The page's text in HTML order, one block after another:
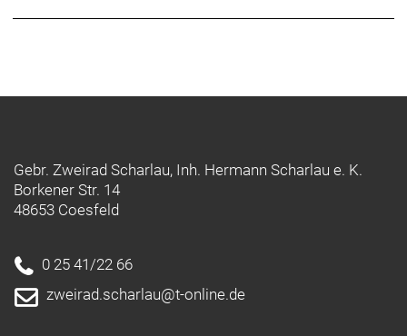
Im Gegensatz zu seinen Mitbewerbern, wurde das
über 10.000 Felgenprofile entwickelt und getestet,
um letztendlich drei Profilhöhen zu definieren, die
führend bei Speed, Stabilität und Gewicht sind.
Wir möchten, dass du
Perfekt kombiniert
Gebr. Zweirad Scharlau, Inh. Hermann Scharlau e. K.
Borkener Str. 14
48653 Coesfeld
0 25 41/22 66
zweirad.scharlau@t-online.de